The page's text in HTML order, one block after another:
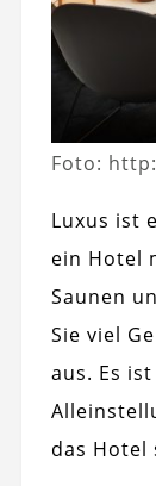
Foto:
Luxus ist
ein Hotel
Saunen
Sie viel
aus. Es
das Hotel